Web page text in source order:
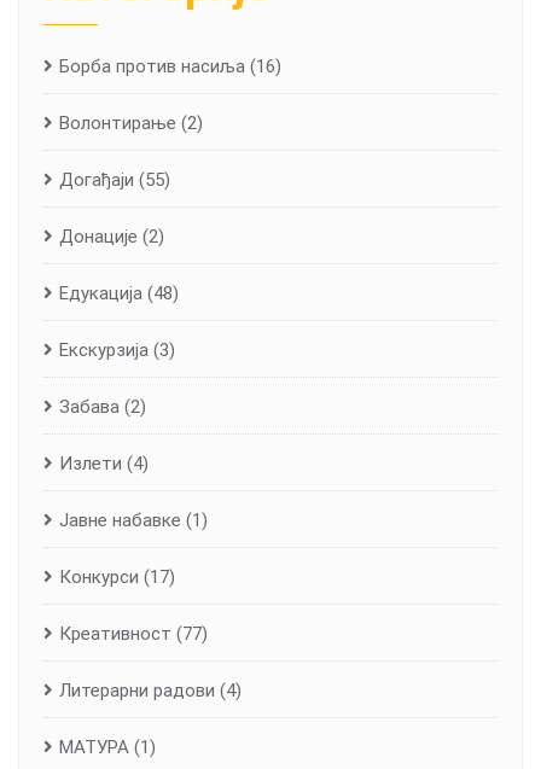
Борба против насиља (16)
Волонтирање (2)
Догађаји (55)
Донације (2)
Едукација (48)
Екскурзија (3)
Забава (2)
Излети (4)
Јавне набавке (1)
Конкурси (17)
Креативност (77)
Литерарни радови (4)
МАТУРА (1)